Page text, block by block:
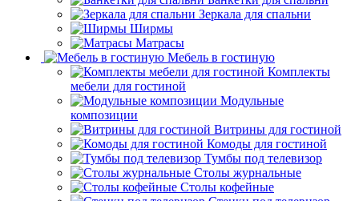
Шкафы для спальни
Ширмы
Матрасы
Мебель в гостиную
Комплекты
мебели для гостиной
Модульные
композиции
Витрины для гостиной
Комоды для гостиной
Тумбы под телевизор